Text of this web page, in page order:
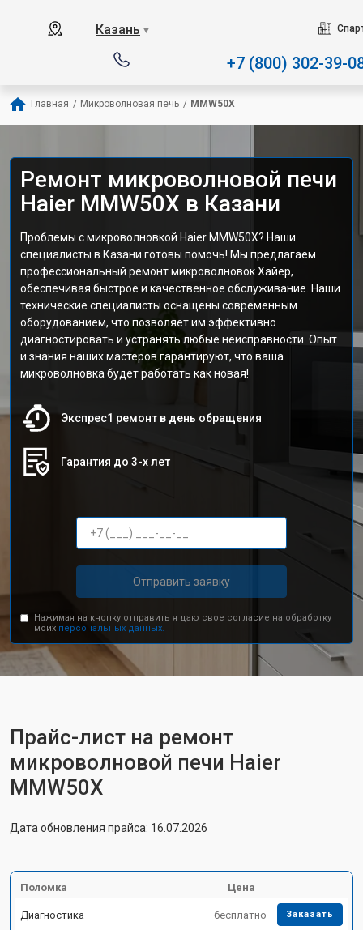
Казань ▼
+7 (800) 302-39-
Главная / Микроволновая печь / MMW50X
Ремонт микроволновой печи
Haier MMW50X в Казани
Проблемы с микроволновкой Haier MMW50X? Наши
специалисты в Казани готовы помочь! Мы предлагаем
профессиональный ремонт микроволновок Хайер,
обеспечивая быстрое и качественное обслуживание. Наши
технические специалисты оснащены современным
оборудованием, что позволяет им эффективно
диагностировать и устранять любые неисправности. Опыт
и знания наших мастеров гарантируют, что ваша
микроволновка будет работать как новая!
Экспрес1 ремонт в день обращения
Гарантия до 3-х лет
Отправить заявку
Нажимая на кнопку отправить я даю свое согласие на обработку
моих персональных данных.
Прайс-лист на ремонт
микроволновой печи Haier
MMW50X
Дата обновления прайса: 16.07.2026
Поломка Цена
Диагностика бесплатно Заказать